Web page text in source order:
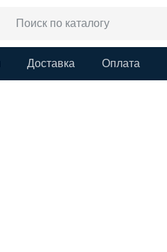
Доставка Оплата